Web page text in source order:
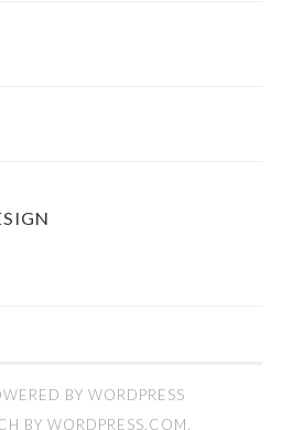
BY WORDPRESS
BY WORDPRESS.COM